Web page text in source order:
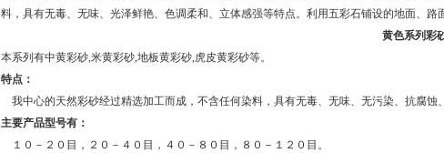
料，具有无毒、无味、光泽鲜艳、色调柔和、立体感强等特点。利用五彩石铺设的地面、路
黄色系列彩
本系列有中黄彩砂,米黄彩砂,地板黄彩砂,虎皮黄彩砂等。
特点：
我中心的天然彩砂经过精选加工而成，不含任何染料，具有无毒、无味、无污染、抗腐蚀
主要产品型号有：
１０－２０目，２０－４０目，４０－８０目，８０－１２０目。